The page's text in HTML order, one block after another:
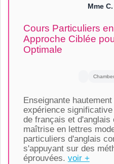
Mme
Cours Particuliers
Approche Ciblée
Optimale
Enseignante
expérience
de français et d'anglais
maîtrise en lettres
particuliers d'anglais
s'appuyant sur des
éprouvées. voir +